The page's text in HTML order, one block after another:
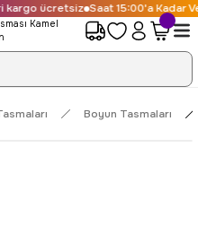
ücretsiz Saat 15:00'a Kadar
Boyun Tasmaları